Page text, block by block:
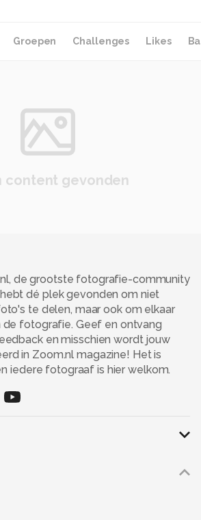
Groepen Challenges Likes
content gevonden
de grootste fotografie-community
dé plek gevonden om niet
te delen, maar ook om elkaar
de fotografie. Geef en ontvang
en misschien wordt jouw
in Zoom.nl magazine! Het is
iedere fotograaf is hier welkom.